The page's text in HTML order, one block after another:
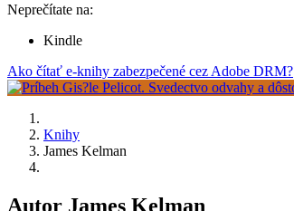
Neprečítate na:
Kindle
Ako čítať e-knihy zabezpečené cez Adobe DRM?
Knihy
James Kelman
Autor James Kelman